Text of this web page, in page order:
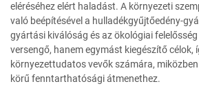
eléréséhez elért haladást. A környezeti
való beépítésével a hulladékgyűjtőedény-
gyártási kiválóság és az ökológiai felelősség
versengő, hanem egymást kiegészítő célok,
környezettudatos vevők számára,
körű fenntarthatósági átmenethez.